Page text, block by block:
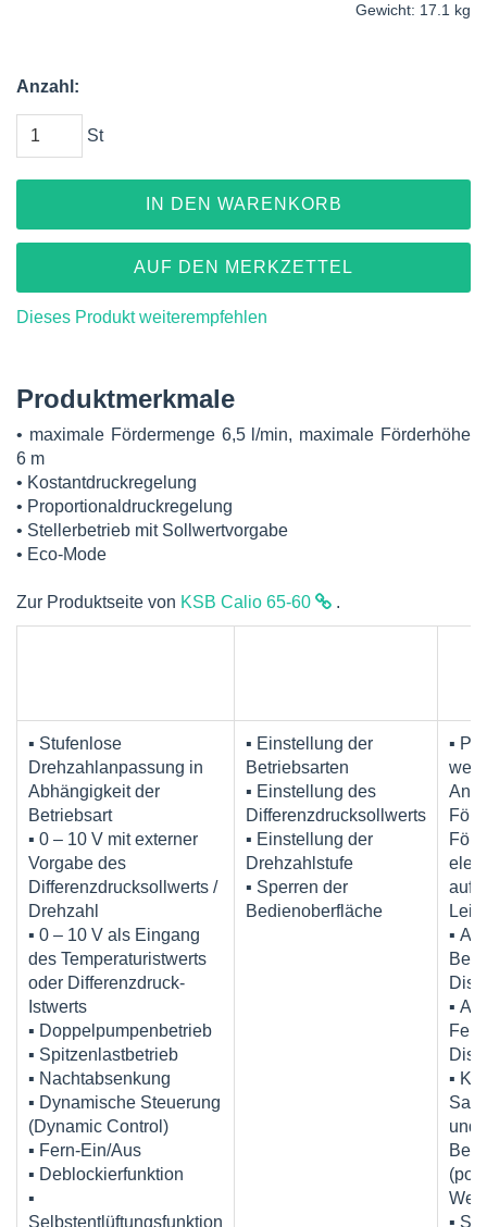
Gewicht: 17.1 kg
Anzahl:
St
IN DEN WARENKORB
AUF DEN MERKZETTEL
Dieses Produkt weiterempfehlen
Produktmerkmale
• maximale Fördermenge 6,5 l/min, maximale Förderhöhe
6 m
• Kostantdruckregelung
• Proportionaldruckregelung
• Stellerbetrieb mit Sollwertvorgabe
• Eco-Mode
Zur Produktseite von KSB Calio 65-60 .
▪ Stufenlose
Drehzahlanpassung in
Abhängigkeit der
Betriebsart
▪ 0 – 10 V mit externer
Vorgabe des
Differenzdrucksollwerts /
Drehzahl
▪ 0 – 10 V als Eingang
des Temperaturistwerts
oder Differenzdruck-
Istwerts
▪ Doppelpumpenbetrieb
▪ Spitzenlastbetrieb
▪ Nachtabsenkung
▪ Dynamische Steuerung
(Dynamic Control)
▪ Fern-Ein/Aus
▪ Deblockierfunktion
▪
Selbstentlüftungsfunktion
▪ Einstellung der
Betriebsarten
▪ Einstellung des
Differenzdrucksollwerts
▪ Einstellung der
Drehzahlstufe
▪ Sperren der
Bedienoberfläche
▪
▪
▪
▪
und
▪